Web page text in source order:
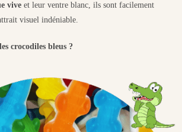
vive et leur ventre blanc, ils sont facilement
visuel indéniable.
crocodiles bleus ?